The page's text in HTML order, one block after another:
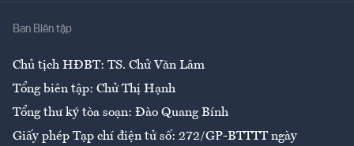
Ban Biên tập
Chủ tịch HĐBT: TS. Chử Văn Lâm
Tổng biên tập: Chử Thị Hạnh
Tổng thư ký tòa soạn: Đào Quang Bính
Giấy phép Tạp chí điện tử số: 272/GP-BTTTT ngày